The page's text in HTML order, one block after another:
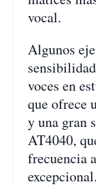
vocal.
Algunos
voces en
que ofrece
y una gran
AT4040,
frecuencia
excepcional.